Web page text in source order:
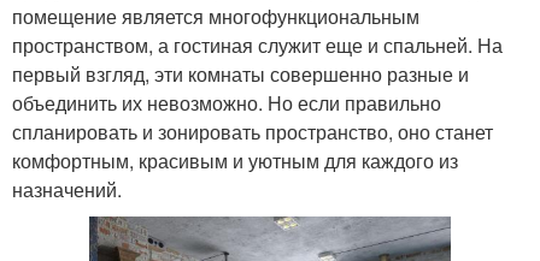
помещение является многофункциональным
пространством, а гостиная служит еще и спальней. На
первый взгляд, эти комнаты совершенно разные и
объединить их невозможно. Но если правильно
спланировать и зонировать пространство, оно станет
комфортным, красивым и уютным для каждого из
назначений.